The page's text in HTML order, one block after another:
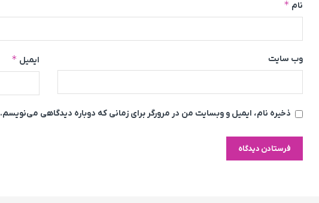
نام *
ایمیل * وب‌ سایت
ذخیره نام، ایمیل و وبسایت من در مرورگر برای زمانی که دوباره دیدگاهی می‌نویسم.